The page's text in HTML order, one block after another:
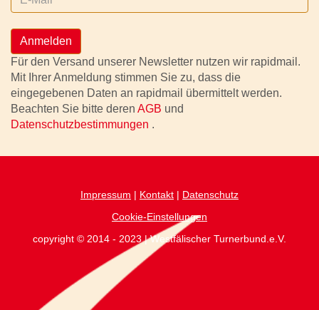
Anmelden
Für den Versand unserer Newsletter nutzen wir rapidmail.
Mit Ihrer Anmeldung stimmen Sie zu, dass die
eingegebenen Daten an rapidmail übermittelt werden.
Beachten Sie bitte deren AGB und
Datenschutzbestimmungen .
Impressum | Kontakt | Datenschutz
Cookie-Einstellungen
copyright © 2014 - 2023 | Westfälischer Turnerbund.e.V.